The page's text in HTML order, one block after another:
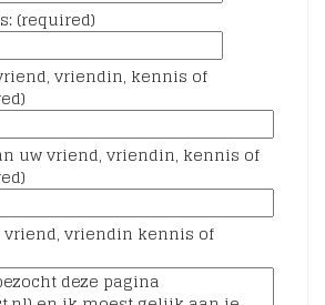
(required)
vriendin, kennis of
uw vriend, vriendin, kennis of
vriend, vriendin kennis of